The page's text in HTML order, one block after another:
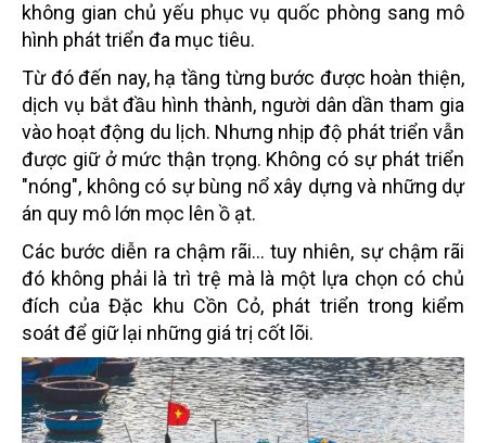
không gian chủ yếu phục vụ quốc phòng sang mô
hình phát triển đa mục tiêu.
Từ đó đến nay, hạ tầng từng bước được hoàn thiện,
dịch vụ bắt đầu hình thành, người dân dần tham gia
vào hoạt động du lịch. Nhưng nhịp độ phát triển vẫn
được giữ ở mức thận trọng. Không có sự phát triển
"nóng", không có sự bùng nổ xây dựng và những dự
án quy mô lớn mọc lên ồ ạt.
Các bước diễn ra chậm rãi... tuy nhiên, sự chậm rãi
đó không phải là trì trệ mà là một lựa chọn có chủ
đích của Đặc khu Cồn Cỏ, phát triển trong kiểm
soát để giữ lại những giá trị cốt lõi.